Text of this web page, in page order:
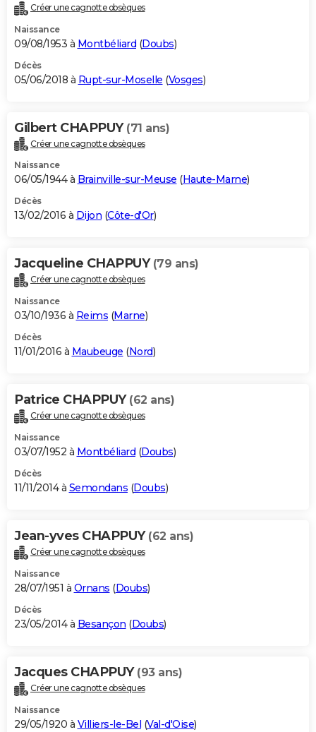
Créer une cagnotte obsèques
Naissance
09/08/1953 à Montbéliard (Doubs)
Décès
05/06/2018 à Rupt-sur-Moselle (Vosges)
Gilbert CHAPPUY (71 ans)
Créer une cagnotte obsèques
Naissance
06/05/1944 à Brainville-sur-Meuse (Haute-Marne)
Décès
13/02/2016 à Dijon (Côte-d'Or)
Jacqueline CHAPPUY (79 ans)
Créer une cagnotte obsèques
Naissance
03/10/1936 à Reims (Marne)
Décès
11/01/2016 à Maubeuge (Nord)
Patrice CHAPPUY (62 ans)
Créer une cagnotte obsèques
Naissance
03/07/1952 à Montbéliard (Doubs)
Décès
11/11/2014 à Semondans (Doubs)
Jean-yves CHAPPUY (62 ans)
Créer une cagnotte obsèques
Naissance
28/07/1951 à Ornans (Doubs)
Décès
23/05/2014 à Besançon (Doubs)
Jacques CHAPPUY (93 ans)
Créer une cagnotte obsèques
Naissance
29/05/1920 à Villiers-le-Bel (Val-d'Oise)